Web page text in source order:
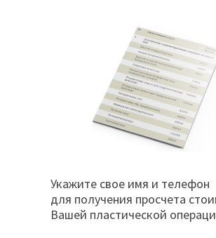
Укажите свое имя и телефон
для получения просчета
Вашей пластической